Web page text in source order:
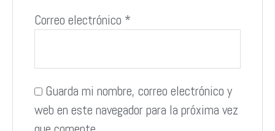
Correo electrónico *
Guarda mi nombre, correo electrónico y
web en este navegador para la próxima vez